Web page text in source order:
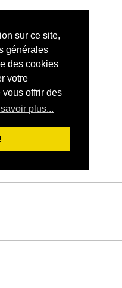
sur ce site,
générales
des cookies
votre
vous offrir des
plus...